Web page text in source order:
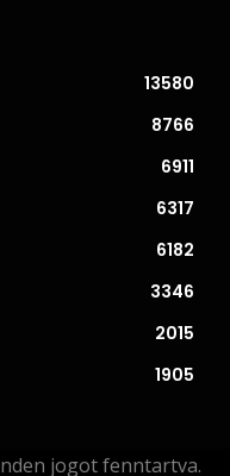
13580
8766
6911
6317
6182
3346
2015
1905
jogot fenntartva.